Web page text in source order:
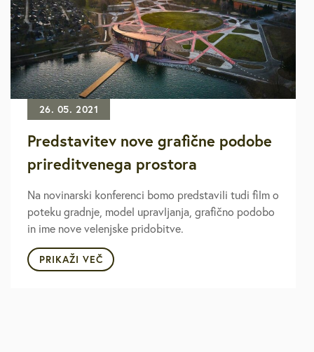
26. 05. 2021
Predstavitev nove grafične podobe
prireditvenega prostora
Na novinarski konferenci bomo predstavili tudi film o
poteku gradnje, model upravljanja, grafično podobo
in ime nove velenjske pridobitve.
PRIKAŽI VEČ